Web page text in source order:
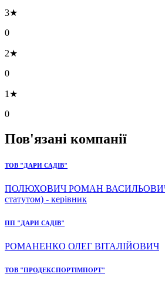
3★
0
2★
0
1★
0
Пов'язані компанії
ТОВ "ДАРИ САДІВ"
ПОЛЮХОВИЧ РОМАН ВАСИЛЬОВИЧ,
статутом) - керівник
ПП "ДАРИ САДІВ"
РОМАНЕНКО ОЛЕГ ВІТАЛІЙОВИЧ
ТОВ "ПРОДЕКСПОРТІМПОРТ"